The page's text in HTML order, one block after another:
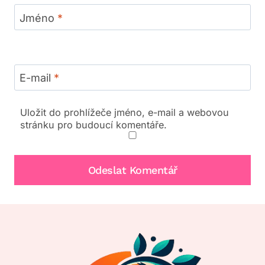
Jméno *
E-mail *
Uložit do prohlížeče jméno, e-mail a webovou
stránku pro budoucí komentáře.